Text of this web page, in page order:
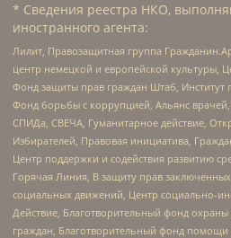
* Сведения реестра НКО,
иностранного агента:
Лилит, Правозащитная группа
центр немецкой и европейской культуры,
Фонд защиты прав граждан Штаб, Институт
Фонд борьбы с коррупцией, Альянс
СПИДа, СВЕЧА, Гуманитарное действие,
Избирателей, Правовая инициатива,
Центр поддержки и содействия развитию
Горячая Линия, В защиту прав
социальных движений, Центр социально-
Действие, Благотворительный фонд
граждан, Благотворительный фонд